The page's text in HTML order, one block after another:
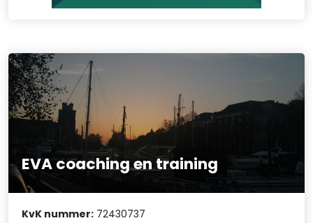
EVA coaching en training
KvK nummer: 72430737